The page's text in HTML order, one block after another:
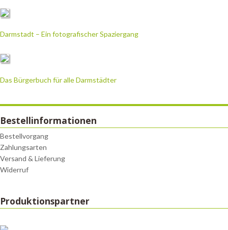
Darmstadt – Ein fotografischer Spaziergang
Das Bürgerbuch für alle Darmstädter
Bestellinformationen
Bestellvorgang
Zahlungsarten
Versand & Lieferung
Widerruf
Produktionspartner